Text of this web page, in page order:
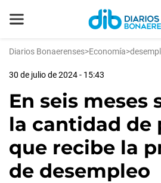
Diarios Bonaerenses>Economía>
30 de julio de 2024 - 15:43
En seis meses
la cantidad de
que recibe la
de desempleo